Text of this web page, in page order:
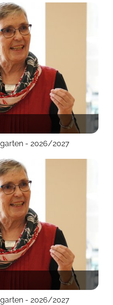
- 2026/2027
- 2026/2027